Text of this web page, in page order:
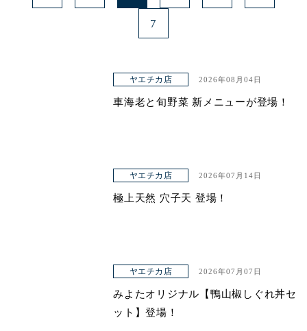
7
ヤエチカ店 2026年08月04日
車海老と旬野菜 新メニューが登場！
ヤエチカ店 2026年07月14日
極上天然 穴子天 登場！
ヤエチカ店 2026年07月07日
みよたオリジナル【鴨山椒しぐれ丼セ
ット】登場！